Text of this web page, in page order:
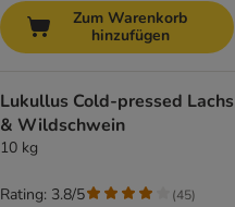
Zum Warenkorb
hinzufügen
Lukullus Cold-pressed Lachs
& Wildschwein
10 kg
Rating: 3.8/5 (45)